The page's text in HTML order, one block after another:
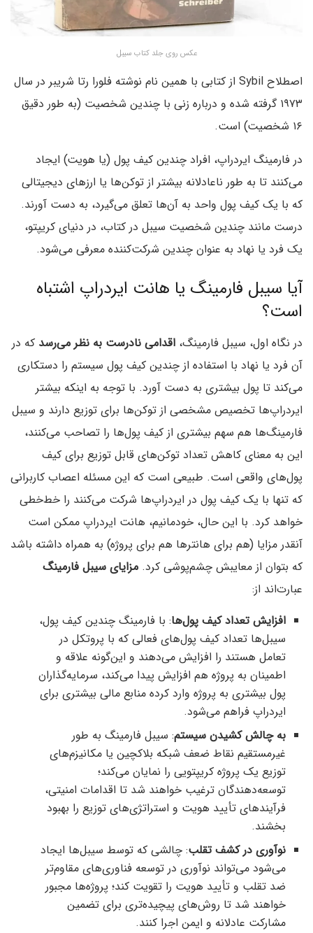
عکس روی جلد کتاب سیبل
اصطلاح Sybil از کتابی با همین نام نوشته فلورا رتا شریبر در سال
۱۹۷۳ گرفته شده و درباره زنی با چندین شخصیت (به طور دقیق
۱۶ شخصیت) است.
در فارمینگ ایردراپ، افراد چندین کیف پول (یا هویت) ایجاد
می‌کنند تا به طور ناعادلانه بیشتر از توکن‌ها یا ارزهای دیجیتالی
که با یک کیف پول واحد به آن‌ها تعلق می‌گیرد، به دست آورند.
درست مانند چندین شخصیت سیبل در کتاب، در دنیای کریپتو،
یک فرد یا نهاد به عنوان چندین شرکت‌کننده معرفی می‌شود.
آیا سیبل فارمینگ یا هانت ایردراپ اشتباه
است؟
در نگاه اول، سیبل فارمینگ، اقدامی نادرست به نظر می‌رسد که در
آن فرد یا نهاد با استفاده از چندین کیف پول سیستم را دستکاری
می‌کند تا پول بیشتری به دست آورد. با توجه به اینکه بیشتر
ایردراپ‌ها تخصیص مشخصی از توکن‌ها برای توزیع دارند و سیبل
فارمینگ‌ها هم سهم بیشتری از کیف پول‌ها را تصاحب می‌کنند،
این به معنای کاهش تعداد توکن‌های قابل توزیع برای کیف
پول‌های واقعی است. طبیعی است که این مسئله اعصاب کاربرانی
که تنها با یک کیف پول در ایردراپ‌ها شرکت می‌کنند را خط‌خطی
خواهد کرد. با این حال، خودمانیم، هانت ایردراپ ممکن است
آنقدر مزایا (هم برای هانترها هم برای پروژه)‌ به همراه داشته باشد
که بتوان از معایبش چشم‌پوشی کرد. مزایای سیبل فارمینگ
عبارت‌اند از:
افزایش تعداد کیف پول‌ها: با فارمینگ چندین کیف پول،
سیبل‌ها تعداد کیف پول‌های فعالی که با پروتکل در
تعامل هستند را افزایش می‌دهند و این‌گونه علاقه و
اطمینان به پروژه هم افزایش پیدا می‌کند، سرمایه‌گذاران
پول بیشتری به پروژه وارد کرده منابع مالی بیشتری برای
ایردراپ فراهم می‌شود.
به چالش کشیدن سیستم: سیبل فارمینگ به طور
غیرمستقیم نقاط ضعف شبکه بلاکچین یا مکانیزم‌های
توزیع یک پروژه کریپتویی را نمایان می‌کند؛
توسعه‌دهندگان ترغیب خواهند شد تا اقدامات امنیتی،
فرآیندهای تأیید هویت و استراتژی‌های توزیع را بهبود
بخشند.
نوآوری در کشف تقلب: چالشی که توسط سیبل‌ها ایجاد
می‌شود می‌تواند نوآوری در توسعه فناوری‌های مقاوم‌تر
ضد تقلب و تأیید هویت را تقویت کند؛ پروژه‌ها مجبور
خواهند شد تا روش‌های پیچیده‌تری برای تضمین
مشارکت عادلانه و ایمن اجرا کنند.